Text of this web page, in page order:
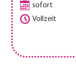
sofort
Vollzeit